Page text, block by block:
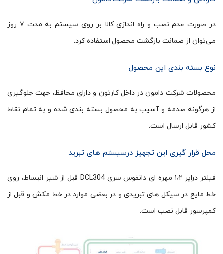
در صورت عدم نصب و راه اندازی کالا بر روی سیستم به مدت ۷ روز
می‌توان از ضمانت بازگشت محصول استفاده کرد.
نوع بسته بندی این محصول
محصولات شرکت دامون در داخل کارتون و دارای محافظ، جهت جلوگیری
از هرگونه صدمه و آسیب به محصول بسته بندی شده و به تمام نقاط
کشور قابل ارسال است.
محل قرار گیری این تجهیز درسیستم های تبرید
فیلتر درایر ۱٫۲ مهره ای دانفوس سری DCL304 قبل از شیر انبساط، روی
خط مایع در سیکل های تبریدی و در بعضی موارد در خط مکش و قبل از
کمپرسور قابل نصب است.